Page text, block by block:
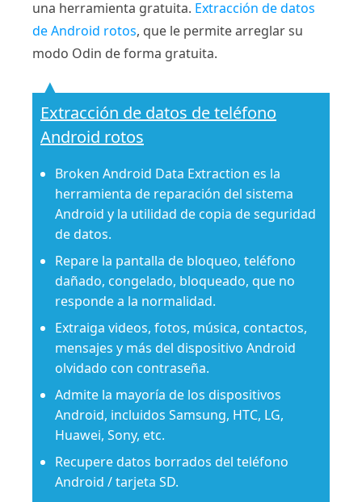
una herramienta gratuita. Extracción de datos
de Android rotos, que le permite arreglar su
modo Odin de forma gratuita.
Extracción de datos de teléfono
Android rotos
Broken Android Data Extraction es la
herramienta de reparación del sistema
Android y la utilidad de copia de seguridad
de datos.
Repare la pantalla de bloqueo, teléfono
dañado, congelado, bloqueado, que no
responde a la normalidad.
Extraiga videos, fotos, música, contactos,
mensajes y más del dispositivo Android
olvidado con contraseña.
Admite la mayoría de los dispositivos
Android, incluidos Samsung, HTC, LG,
Huawei, Sony, etc.
Recupere datos borrados del teléfono
Android / tarjeta SD.